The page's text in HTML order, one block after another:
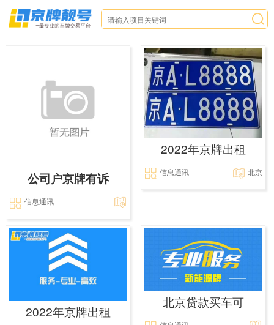
公司户京牌有诉
信息通讯
2022年京牌出租
信息通讯 北京
2022年京牌出租
北京贷款买车可